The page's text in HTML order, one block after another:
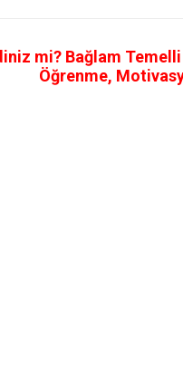
mi? Bağlam Temelli
Öğrenme,